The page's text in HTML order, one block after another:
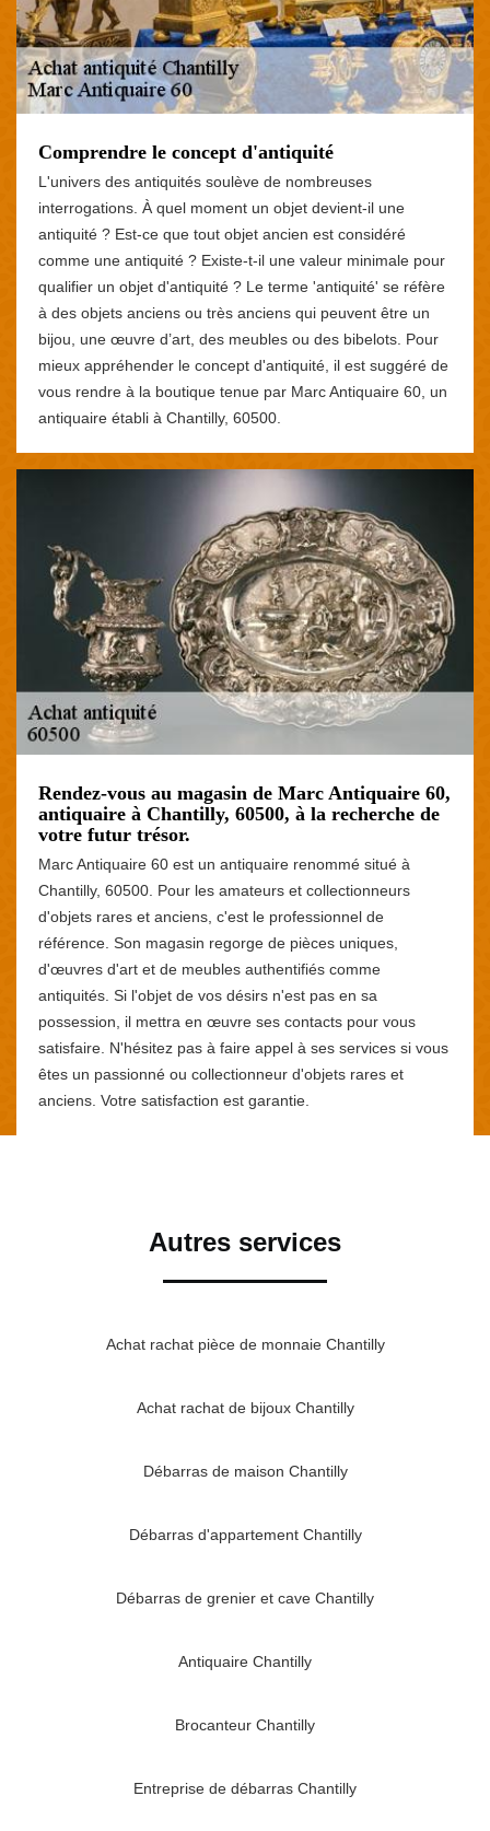
Comprendre le concept d'antiquité
L'univers des antiquités soulève de nombreuses
interrogations. À quel moment un objet devient-il une
antiquité ? Est-ce que tout objet ancien est considéré
comme une antiquité ? Existe-t-il une valeur minimale pour
qualifier un objet d'antiquité ? Le terme 'antiquité' se réfère
à des objets anciens ou très anciens qui peuvent être un
bijou, une œuvre d’art, des meubles ou des bibelots. Pour
mieux appréhender le concept d'antiquité, il est suggéré de
vous rendre à la boutique tenue par Marc Antiquaire 60, un
antiquaire établi à Chantilly, 60500.
Rendez-vous au magasin de Marc Antiquaire 60,
antiquaire à Chantilly, 60500, à la recherche de
votre futur trésor.
Marc Antiquaire 60 est un antiquaire renommé situé à
Chantilly, 60500. Pour les amateurs et collectionneurs
d'objets rares et anciens, c'est le professionnel de
référence. Son magasin regorge de pièces uniques,
d'œuvres d'art et de meubles authentifiés comme
antiquités. Si l'objet de vos désirs n'est pas en sa
possession, il mettra en œuvre ses contacts pour vous
satisfaire. N'hésitez pas à faire appel à ses services si vous
êtes un passionné ou collectionneur d'objets rares et
anciens. Votre satisfaction est garantie.
Autres services
Achat rachat pièce de monnaie Chantilly
Achat rachat de bijoux Chantilly
Débarras de maison Chantilly
Débarras d'appartement Chantilly
Débarras de grenier et cave Chantilly
Antiquaire Chantilly
Brocanteur Chantilly
Entreprise de débarras Chantilly